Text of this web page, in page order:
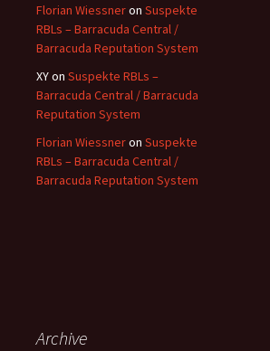
Florian Wiessneron Suspekte
RBLs – Barracuda Central /
Barracuda Reputation System
XYon Suspekte RBLs –
Barracuda Central / Barracuda
Reputation System
Florian Wiessneron Suspekte
RBLs – Barracuda Central /
Barracuda Reputation System
Archive